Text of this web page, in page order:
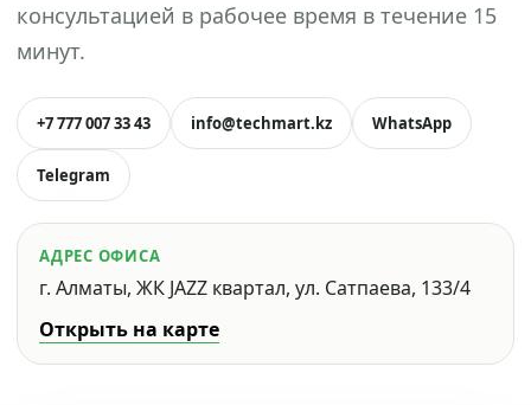
консультацией в рабочее время в течение 15
минут.
+7 777 007 33 43 info@techmart.kz WhatsApp
Telegram
АДРЕС ОФИСА
г. Алматы, ЖК JAZZ квартал, ул. Сатпаева, 133/4
Открыть на карте